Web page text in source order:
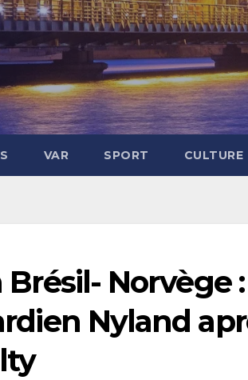
VAR SPORT CULTURE
Norvège :
Nyland